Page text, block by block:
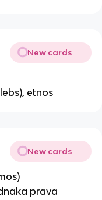
New cards
etnos
New cards
prava